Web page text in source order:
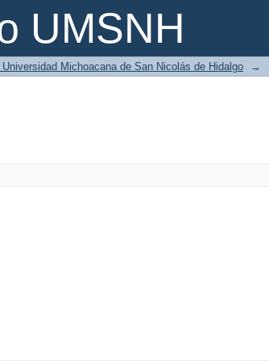
UMSNH
Michoacana de San Nicolás de Hidalgo →